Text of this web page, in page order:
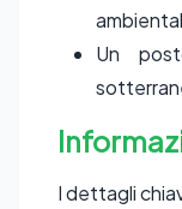
Un
I dettagli